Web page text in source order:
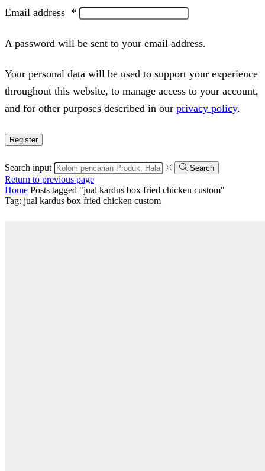
Email address *
A password will be sent to your email address.
Your personal data will be used to support your experience
throughout this website, to manage access to your account,
and for other purposes described in our privacy policy.
Register
Search input Search
Return to previous page
Home Posts tagged "jual kardus box fried chicken custom"
Tag: jual kardus box fried chicken custom